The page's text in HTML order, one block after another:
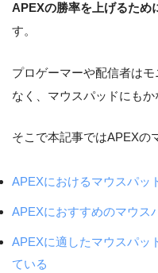
APEXの勝率を上げるため
す。
プロゲーマーや配信者は
なく、マウスパッドにもか
そこで本記事ではAPEXの
APEXにおけるマウスパッ
APEXにおすすめのマウス
APEXに適したマウスパッ
ている